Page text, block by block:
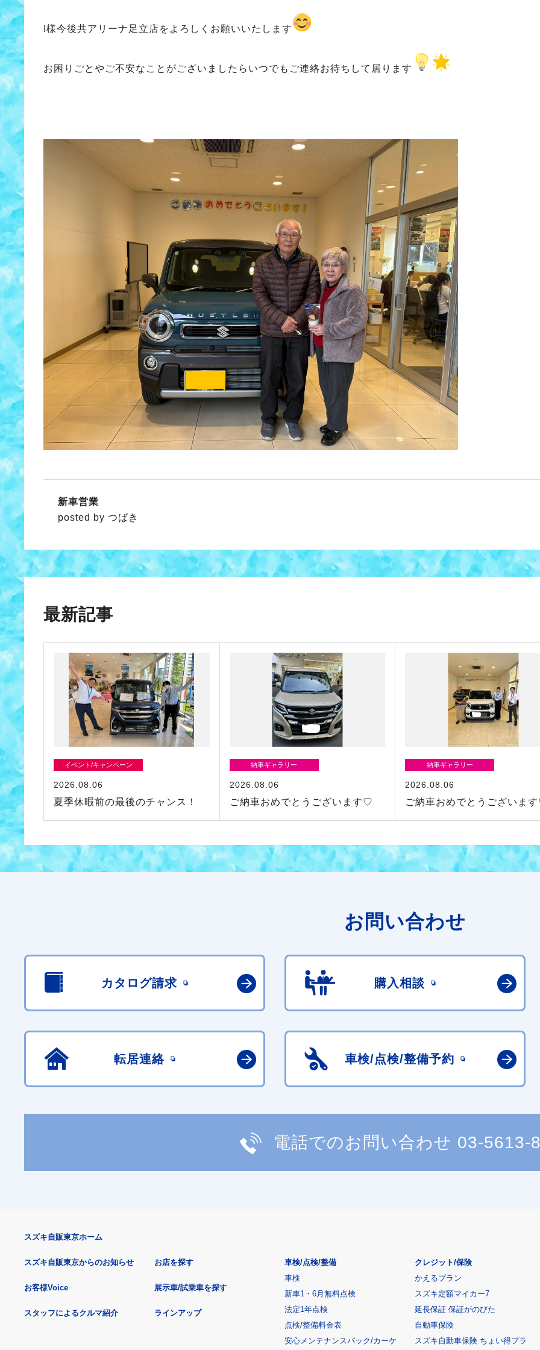
I様今後共アリーナ足立店をよろしくお願いいたします
お困りごとやご不安なことがございましたらいつでもご連絡お待ちして居ります
新車営業
posted by つばき
最新記事
イベント/キャンペーン
2026.08.06
夏季休暇前の最後のチャンス！
納車ギャラリー
2026.08.06
ご納車おめでとうございます♡
納車ギャラリー
2026.08.06
ご納車おめでとうございま
お問い合わせ
カタログ請求 購入相談
転居連絡 車検/点検/整備予約
電話でのお問い合わせ 03-5613-
スズキ自販東京ホーム
スズキ自販東京からのお知らせ
お客様Voice
スタッフによるクルマ紹介
お店を探す
展示車/試乗車を探す
ラインアップ
車検/点検/整備
車検
新車1・6月無料点検
法定1年点検
点検/整備料金表
安心メンテナンスパック/カーケ
クレジット/保険
かえるプラン
スズキ定額マイカー7
延長保証 保証がのびた
自動車保険
スズキ自動車保険 ちょい得プラ